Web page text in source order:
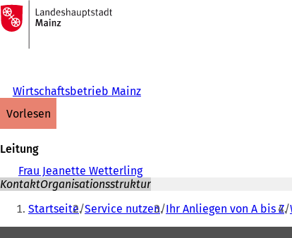
Inhalt anspringen
Zur
Startseite
Wirtschaftsbetrieb Mainz
vorlesen
Leitung
Frau Jeanette Wetterling
KontaktOrganisationsstruktur
Sie
befinden
Startseite Service nutzen Ihr Anliegen von A bis Z